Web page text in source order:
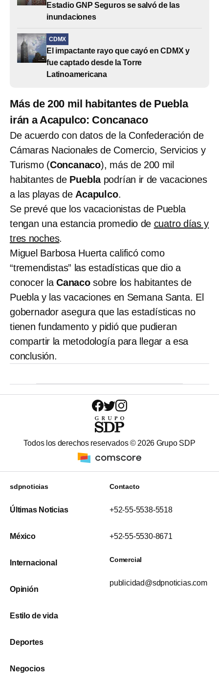
Estadio GNP Seguros se salvó de las
inundaciones
CDMX
El impactante rayo que cayó en CDMX y
fue captado desde la Torre
Latinoamericana
Más de 200 mil habitantes de Puebla
irán a Acapulco: Concanaco
De acuerdo con datos de la Confederación de
Cámaras Nacionales de Comercio, Servicios y
Turismo (Concanaco), más de 200 mil
habitantes de Pueblapodrían ir de vacaciones
a las playas de Acapulco.
Se prevé que los vacacionistas de Puebla
tengan una estancia promedio de cuatro días y
tres noches.
Miguel Barbosa Huerta calificó como
“tremendistas” las estadísticas que dio a
conocer laCanacosobre los habitantes de
Puebla y las vacaciones en Semana Santa. El
gobernador asegura que las estadísticas no
tienen fundamento y pidió que pudieran
compartir la metodología para llegar a esa
conclusión.
Todos los derechos reservados © 2026 Grupo SDP
sdpnoticias
Últimas Noticias
México
Internacional
Opinión
Estilo de vida
Deportes
Negocios
Contacto
+52-55-5538-5518
+52-55-5530-8671
Comercial
publicidad@sdpnoticias.com